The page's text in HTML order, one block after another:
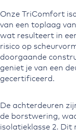
Onze TriComfort
van een toplaag
wat resulteert in
risico op
doorgaande
geniet je van een
gecertificeerd.
De achterdeuren
de borstwering,
isolatieklasse 2.